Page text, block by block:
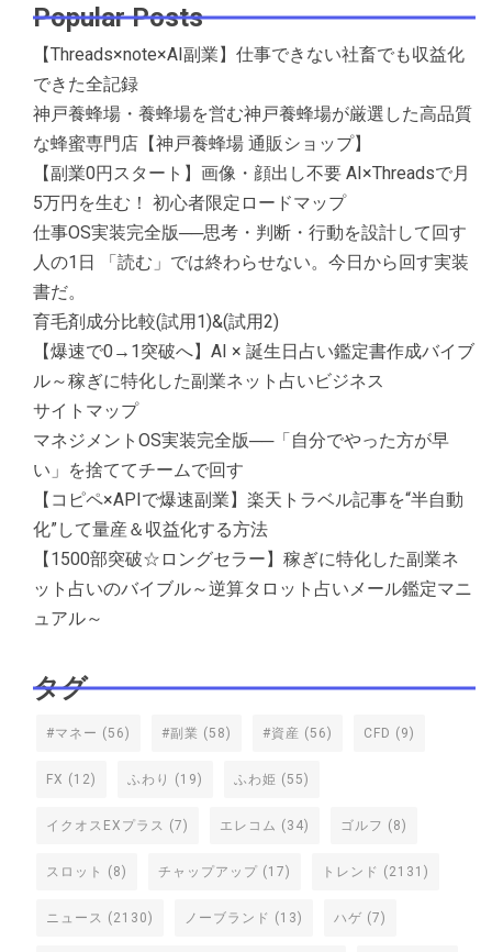
Popular Posts
【Threads×note×AI副業】仕事できない社畜でも収益化
できた全記録
神戸養蜂場・養蜂場を営む神戸養蜂場が厳選した高品質
な蜂蜜専門店【神戸養蜂場 通販ショップ】
【副業0円スタート】画像・顔出し不要 AI×Threadsで月
5万円を生む！ 初心者限定ロードマップ
仕事OS実装完全版──思考・判断・行動を設計して回す
人の1日 「読む」では終わらせない。今日から回す実装
書だ。
育毛剤成分比較(試用1)&(試用2)
【爆速で0→1突破へ】AI × 誕生日占い鑑定書作成バイブ
ル～稼ぎに特化した副業ネット占いビジネス
サイトマップ
マネジメントOS実装完全版──「自分でやった方が早
い」を捨ててチームで回す
【コピペ×APIで爆速副業】楽天トラベル記事を“半自動
化”して量産＆収益化する方法
【1500部突破☆ロングセラー】稼ぎに特化した副業ネ
ット占いのバイブル～逆算タロット占いメール鑑定マニ
ュアル～
タグ
#マネー (56) #副業 (58) #資産 (56) CFD (9)
FX (12) ふわり (19) ふわ姫 (55)
イクオスEXプラス (7) エレコム (34) ゴルフ (8)
スロット (8) チャップアップ (17) トレンド (2131)
ニュース (2130) ノーブランド (13) ハゲ (7)